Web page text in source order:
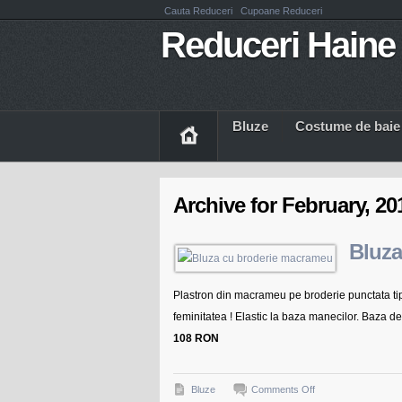
Cauta Reduceri Cupoane Reduceri
Reduceri
Bluze Costume de baie
Archive for February,
Plastron din macrameu pe broderie punctata
feminitatea ! Elastic la baza manecilor. Baza
108 RON
Bluze Comments Offon